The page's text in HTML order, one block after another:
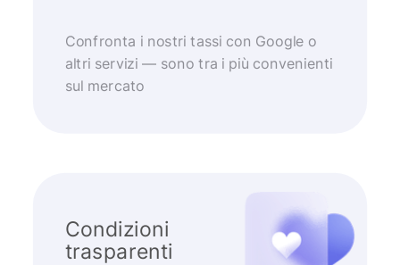
Confronta i nostri tassi con Google o
altri servizi — sono tra i più convenienti
sul mercato
Condizioni
trasparenti